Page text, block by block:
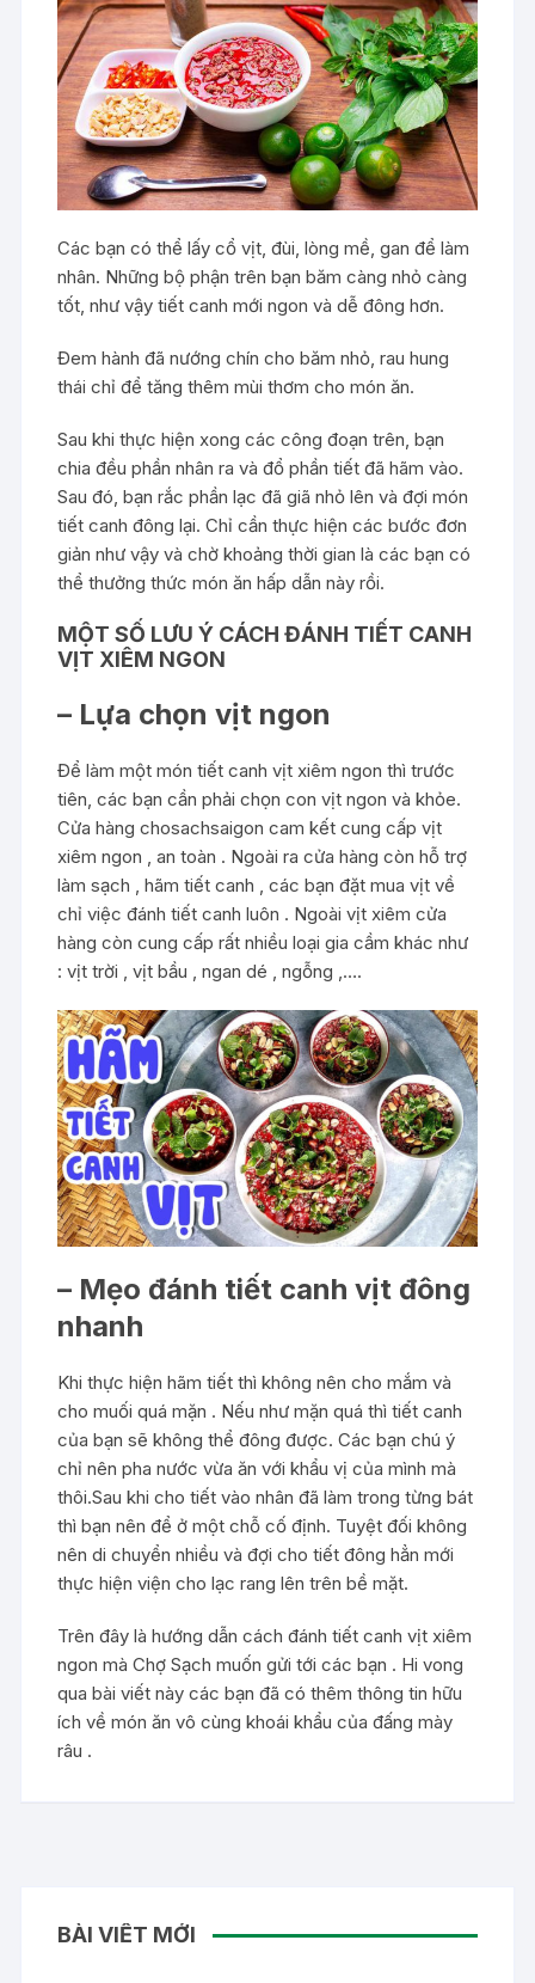
Các bạn có thể lấy cổ vịt, đùi, lòng mề, gan để làm
nhân. Những bộ phận trên bạn băm càng nhỏ càng
tốt, như vậy tiết canh mới ngon và dễ đông hơn.
Đem hành đã nướng chín cho băm nhỏ, rau hung
thái chỉ để tăng thêm mùi thơm cho món ăn.
Sau khi thực hiện xong các công đoạn trên, bạn
chia đều phần nhân ra và đổ phần tiết đã hãm vào.
Sau đó, bạn rắc phần lạc đã giã nhỏ lên và đợi món
tiết canh đông lại. Chỉ cần thực hiện các bước đơn
giản như vậy và chờ khoảng thời gian là các bạn có
thể thưởng thức món ăn hấp dẫn này rồi.
MỘT SỐ LƯU Ý CÁCH ĐÁNH TIẾT CANH
VỊT XIÊM NGON
– Lựa chọn vịt ngon
Để làm một món tiết canh vịt xiêm ngon thì trước
tiên, các bạn cần phải chọn con vịt ngon và khỏe.
Cửa hàng chosachsaigon cam kết cung cấp vịt
xiêm ngon , an toàn . Ngoài ra cửa hàng còn hỗ trợ
làm sạch , hãm tiết canh , các bạn đặt mua vịt về
chỉ việc đánh tiết canh luôn . Ngoài vịt xiêm cửa
hàng còn cung cấp rất nhiều loại gia cầm khác như
: vịt trời , vịt bầu , ngan dé , ngỗng ,….
– Mẹo đánh tiết canh vịt đông
nhanh
Khi thực hiện hãm tiết thì không nên cho mắm và
cho muối quá mặn . Nếu như mặn quá thì tiết canh
của bạn sẽ không thể đông được. Các bạn chú ý
chỉ nên pha nước vừa ăn với khẩu vị của mình mà
thôi.Sau khi cho tiết vào nhân đã làm trong từng bát
thì bạn nên để ở một chỗ cố định. Tuyệt đối không
nên di chuyển nhiều và đợi cho tiết đông hẳn mới
thực hiện viện cho lạc rang lên trên bề mặt.
Trên đây là hướng dẫn cách đánh tiết canh vịt xiêm
ngon mà Chợ Sạch muốn gửi tới các bạn . Hi vong
qua bài viết này các bạn đã có thêm thông tin hữu
ích về món ăn vô cùng khoái khẩu của đấng mày
râu .
BÀI VIẾT MỚI